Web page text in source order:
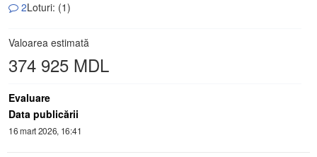
2Loturi: (1)
Valoarea estimată
374 925 MDL
Evaluare
Data publicării
16 mart 2026, 16:41